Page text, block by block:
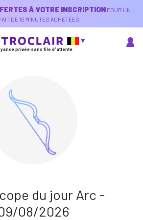
À VOTRE INSCRIPTION POUR UN
DE 10 MINUTES ACHETÉES
privée sans file d'attente
du jour Arc -
08/2026